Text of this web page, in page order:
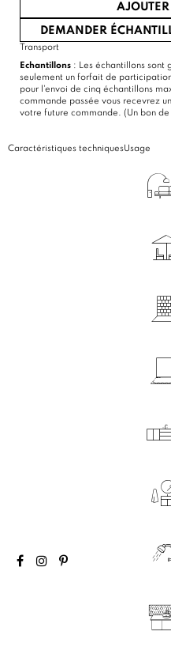
DEMANDER
Transport
Echantillons : Les échantillons sont
seulement un forfait de
pour l'envoi de cinq échantillons
commande passée vous recevrez
votre future commande. (Un bon
Caractéristiques techniquesUsage